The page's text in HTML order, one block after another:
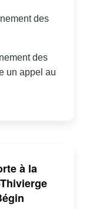
des
des
un appel au
à la